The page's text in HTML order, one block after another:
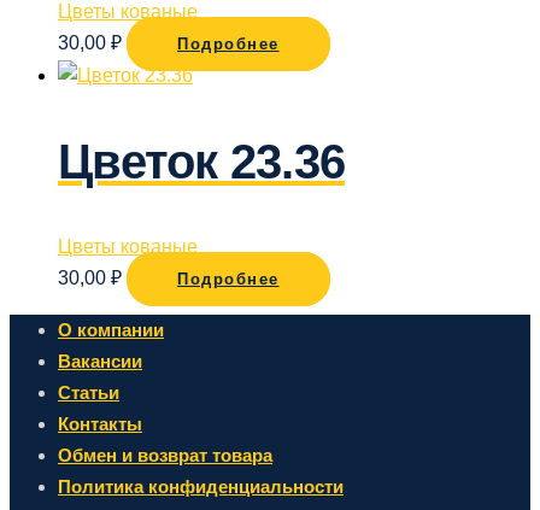
Цветы кованые
30,00 ₽ Подробнее
Цветок 23.36
Цветы кованые
30,00 ₽ Подробнее
О компании
Вакансии
Статьи
Контакты
Обмен и возврат товара
Политика конфиденциальности